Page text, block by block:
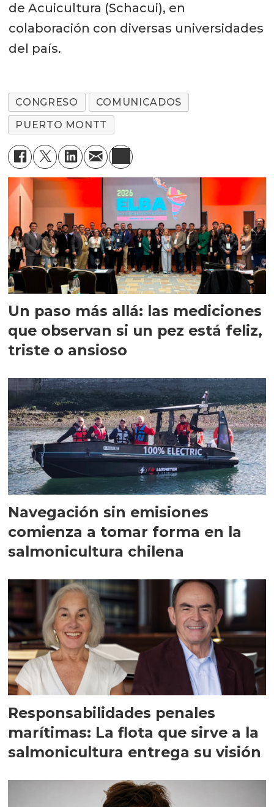
de Acuicultura (Schacui), en
colaboración con diversas universidades
del país.
CONGRESO
COMUNICADOS
PUERTO MONTT
Un paso más allá: las mediciones
que observan si un pez está feliz,
triste o ansioso
Navegación sin emisiones
comienza a tomar forma en la
salmonicultura chilena
Responsabilidades penales
marítimas: La flota que sirve a la
salmonicultura entrega su visión